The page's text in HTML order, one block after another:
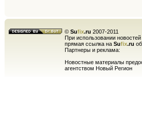
© Sufix.ru 2007-2011
При использовании новостей
прямая ссылка на Sufix.ru
Партнеры и реклама:
Новостные материалы
агентством Новый Регион